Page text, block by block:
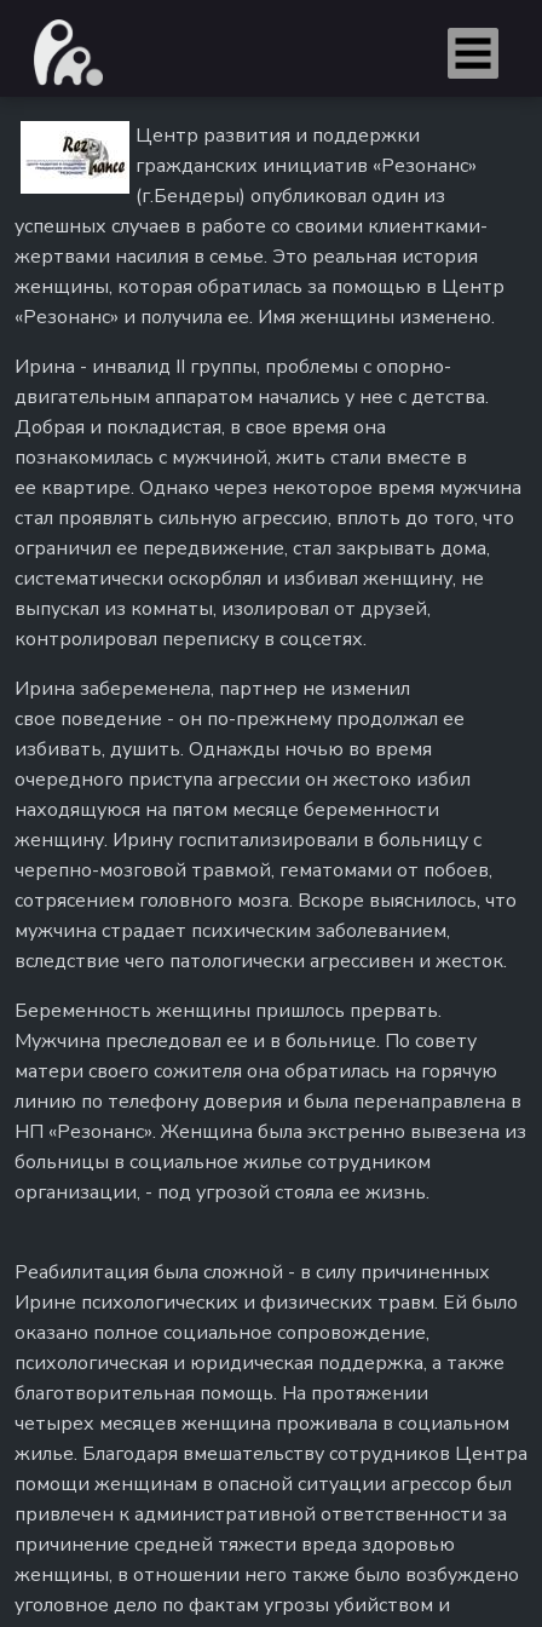
Центр развития и поддержки
гражданских инициатив «Резонанс»
(г.Бендеры) опубликовал один из
успешных случаев в работе со своими клиентками-
жертвами насилия в семье. Это реальная история
женщины, которая обратилась за помощью в Центр
«Резонанс» и получила ее. Имя женщины изменено.
Ирина - инвалид II группы, проблемы с опорно-
двигательным аппаратом начались у нее с детства.
Добрая и покладистая, в свое время она
познакомилась с мужчиной, жить стали вместе в
ее квартире. Однако через некоторое время мужчина
стал проявлять сильную агрессию, вплоть до того, что
ограничил ее передвижение, стал закрывать дома,
систематически оскорблял и избивал женщину, не
выпускал из комнаты, изолировал от друзей,
контролировал переписку в соцсетях.
Ирина забеременела, партнер не изменил
свое поведение - он по-прежнему продолжал ее
избивать, душить. Однажды ночью во время
очередного приступа агрессии он жестоко избил
находящуюся на пятом месяце беременности
женщину. Ирину госпитализировали в больницу с
черепно-мозговой травмой, гематомами от побоев,
сотрясением головного мозга. Вскоре выяснилось, что
мужчина страдает психическим заболеванием,
вследствие чего патологически агрессивен и жесток.
Беременность женщины пришлось прервать.
Мужчина преследовал ее и в больнице. По совету
матери своего сожителя она обратилась на горячую
линию по телефону доверия и была перенаправлена в
НП «Резонанс». Женщина была экстренно вывезена из
больницы в социальное жилье сотрудником
организации, - под угрозой стояла ее жизнь.
Реабилитация была сложной - в силу причиненных
Ирине психологических и физических травм. Ей было
оказано полное социальное сопровождение,
психологическая и юридическая поддержка, а также
благотворительная помощь. На протяжении
четырех месяцев женщина проживала в социальном
жилье. Благодаря вмешательству сотрудников Центра
помощи женщинам в опасной ситуации агрессор был
привлечен к административной ответственности за
причинение средней тяжести вреда здоровью
женщины, в отношении него также было возбуждено
уголовное дело по фактам угрозы убийством и